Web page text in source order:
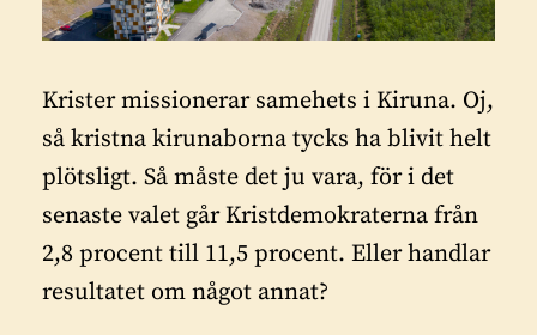
Krister missionerar samehets i Kiruna. Oj,
så kristna kirunaborna tycks ha blivit helt
plötsligt. Så måste det ju vara, för i det
senaste valet går Kristdemokraterna från
2,8 procent till 11,5 procent. Eller handlar
resultatet om något annat?